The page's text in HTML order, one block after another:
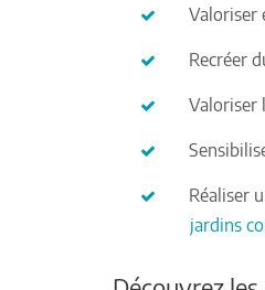
Valoriser
Recréer
Valoriser
Réaliser
jardins